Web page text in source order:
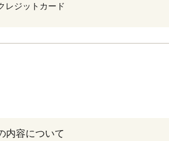
レジットカード
内容について